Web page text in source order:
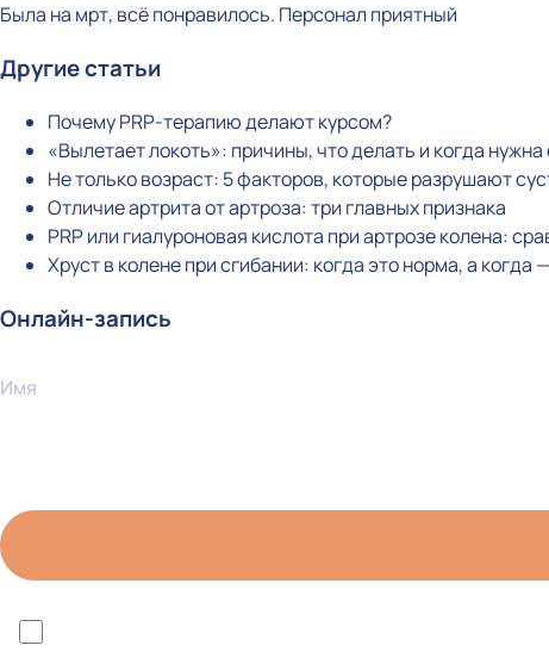
Была на мрт, всё понравилось. Персонал приятный
Другие статьи
Почему PRP-терапию делают курсом?
«Вылетает локоть»: причины, что делать и когда
Не только возраст: 5 факторов, которые разрушают
Отличие артрита от артроза: три главных признака
PRP или гиалуроновая кислота при артрозе колена:
Хруст в колене при сгибании: когда это норма, а когда
Онлайн-запись
Имя